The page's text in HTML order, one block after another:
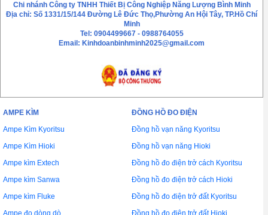
Chi nhánh Công ty TNHH Thiết Bị Công Nghiệp Năng Lượng Bình Minh
Địa chỉ: Số 1331/15/144 Đường Lê Đức Thọ,Phường An Hội Tây, TP.Hồ Chí
Minh
Tel: 0904499667 - 0988764055
Email: Kinhdoanbinhminh2025@gmail.com
AMPE KÌM
Ampe Kìm Kyoritsu
Ampe Kìm Hioki
Ampe kìm Extech
Ampe kìm Sanwa
Ampe kìm Fluke
Ampe đo dòng dò
ĐỒNG HỒ ĐO ĐIỆN
Đồng hồ vạn năng Kyoritsu
Đồng hồ vạn năng Hioki
Đồng hồ đo điện trở cách Kyoritsu
Đồng hồ đo điện trở cách Hioki
Đồng hồ đo điện trở đất Kyoritsu
Đồng hồ đo điện trở đất Hioki